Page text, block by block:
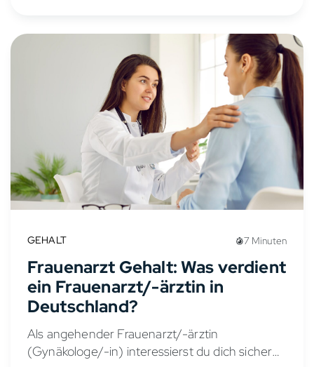
GEHALT 7 Minuten
Frauenarzt Gehalt: Was verdient
ein Frauenarzt/-ärztin in
Deutschland?
Als angehender Frauenarzt/-ärztin
(Gynäkologe/-in) interessierst du dich sicher